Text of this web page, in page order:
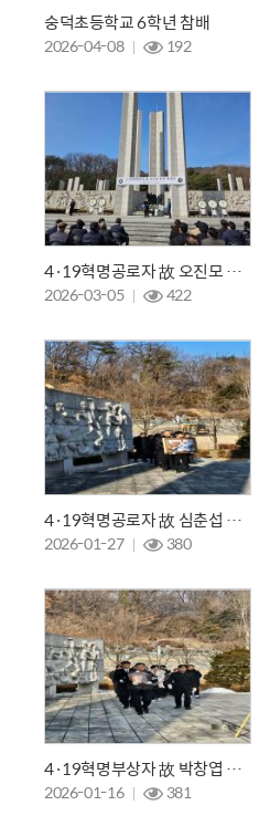
숭덕초등학교 6학년 참배
2026-04-08
192
4·19혁명공로자 故 오진모 님의 영결식과 안장식
2026-03-05
422
4·19혁명공로자 故 심춘섭 님의 영결식과 안장식
2026-01-27
380
4·19혁명부상자 故 박창엽 님의 영결식과 안장식
2026-01-16
381